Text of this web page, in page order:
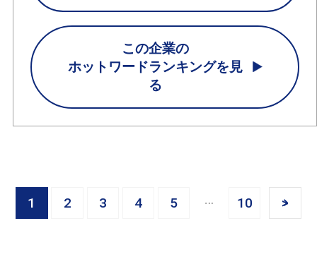
この企業の
ホットワードランキングを見
る
1 2 3 4 5 10 >